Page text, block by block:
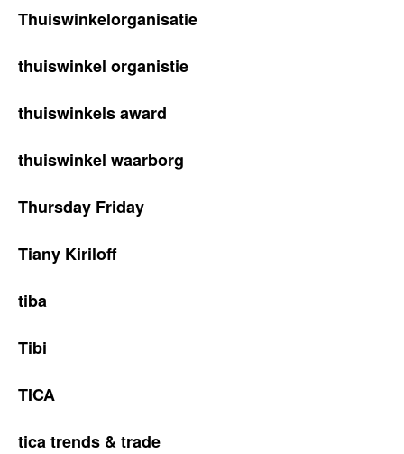
Thuiswinkelorganisatie
thuiswinkel organistie
thuiswinkels award
thuiswinkel waarborg
Thursday Friday
Tiany Kiriloff
tiba
Tibi
TICA
tica trends & trade